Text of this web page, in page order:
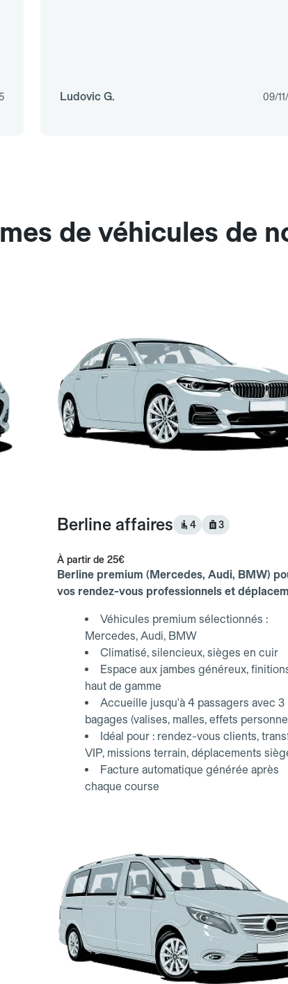
Ludovic G. 09/
de véhicules de
Berline affaires 4 3
À partir de 25€
Berline premium (Mercedes, Audi, BMW)
vos rendez-vous professionnels et
Véhicules premium sélectionnés :
Mercedes, Audi, BMW
Climatisé, silencieux, sièges en cuir
Espace aux jambes généreux,
haut de gamme
Accueille jusqu'à 4 passagers avec 3
bagages (valises, malles, effets
Idéal pour : rendez-vous clients,
VIP, missions terrain, déplacements
Facture automatique générée après
chaque course